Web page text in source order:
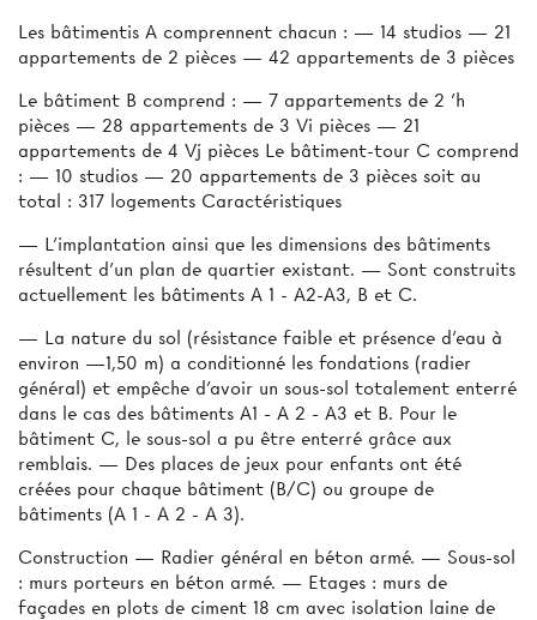
Les bâtimentis A comprennent chacun : — 14 studios — 21
appartements de 2 pièces — 42 appartements de 3 pièces
Le bâtiment B comprend : — 7 appartements de 2 'h
pièces — 28 appartements de 3 Vi pièces — 21
appartements de 4 Vj pièces Le bâtiment-tour C comprend
: — 10 studios — 20 appartements de 3 pièces soit au
total : 317 logements Caractéristiques
— L’implantation ainsi que les dimensions des bâtiments
résultent d’un plan de quartier existant. — Sont construits
actuellement les bâtiments A 1 - A2-A3, B et C.
— La nature du sol (résistance faible et présence d’eau à
environ —1,50 m) a conditionné les fondations (radier
général) et empêche d’avoir un sous-sol totalement enterré
dans le cas des bâtiments A1 - A 2 - A3 et B. Pour le
bâtiment C, le sous-sol a pu être enterré grâce aux
remblais. — Des places de jeux pour enfants ont été
créées pour chaque bâtiment (B/C) ou groupe de
bâtiments (A 1 - A 2 - A 3).
Construction — Radier général en béton armé. — Sous-sol
: murs porteurs en béton armé. — Etages : murs de
façades en plots de ciment 18 cm avec isolation laine de